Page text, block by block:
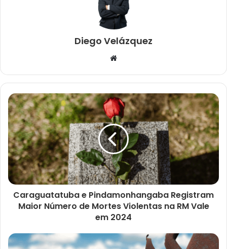
Diego Velázquez
Website
Caraguatatuba e Pindamonhangaba Registram
Maior Número de Mortes Violentas na RM Vale
em 2024